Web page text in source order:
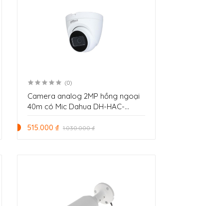
(0)
Camera analog 2MP hồng ngoại
40m có Mic Dahua DH-HAC-
515.000 ₫ 1.030.000 ₫